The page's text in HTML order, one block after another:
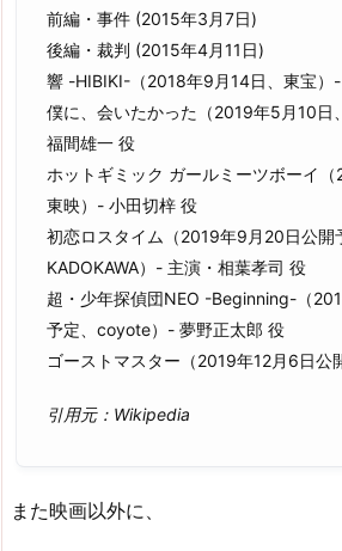
前編・事件 (2015年3月7日)
後編・裁判 (2015年4月11日)
響 -HIBIKI-（2018年9月14日、東宝）
僕に、会いたかった（2019年5月10
福間雄一 役
ホットギミック ガールミーツボーイ（
東映）- 小田切梓 役
初恋ロスタイム（2019年9月20日公開
KADOKAWA）- 主演・相葉孝司 役
超・少年探偵団NEO -Beginning-（
予定、coyote）- 夢野正太郎 役
ゴーストマスター（2019年12月6日公
引用元：Wikipedia
また映画以外に、